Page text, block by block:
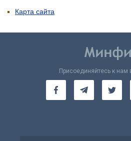
Карта сайта
Присоединяйтесь к нам